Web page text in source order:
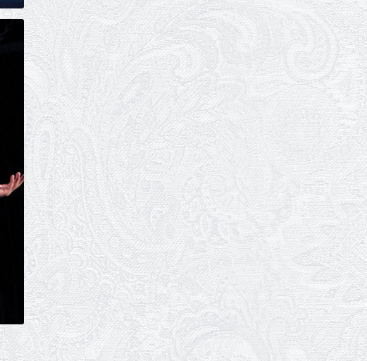
02.02.2026
Конкурс на заміщення
вакантних посад
30.01.2026
Ювілей Анжеліки Кураш
27.01.2026
Зміни в репертуарі січня
24.01.2026
Ювілей Наталії Сидоренко
23.01.2026
Вітаємо з прем'єрою Віталія
Платова!
22.01.2026
Ювілей Ольги Зеленянської
21.01.2026
Ювілей Ніни Ярован
19.01.2026 WhitePress Ukraine
Разом завдяки культурі. Як
Одеський академічний театр
музичної комедії долає
самотність сучасної епохи